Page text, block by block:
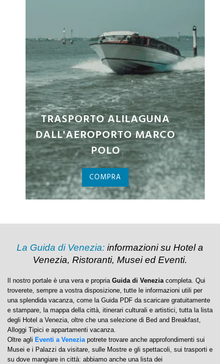
BIGLIETTI PALAZZO DUCALE
La Guida di Venezia: informazioni su Hotel a
Venezia, Ristoranti, Musei ed Eventi.
Il nostro portale è una vera e propriaGuida di Veneziacompleta. Qui
troverete, sempre a vostra disposizione, tutte le informazioni utili per
una splendida vacanza, come la Guida PDF da scaricare gratuitamente
e stampare, la mappa della città, itinerari culturali e artistici, tutta la lista
degli Hotel a Venezia, oltre che una selezione di Bed and Breakfast,
Alloggi Tipici e appartamenti vacanza.